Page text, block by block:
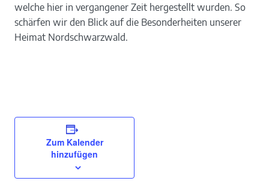
welche hier in vergangener Zeit hergestellt wurden. So
schärfen wir den Blick auf die Besonderheiten unserer
Heimat Nordschwarzwald.
Zum Kalender
hinzufügen